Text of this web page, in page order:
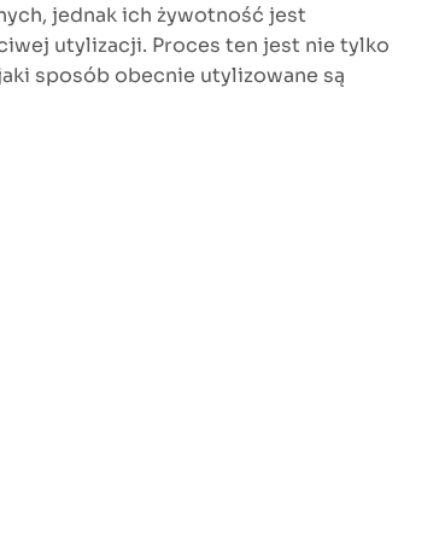
jednak ich żywotność jest
utylizacji. Proces ten jest nie tylko
sposób obecnie utylizowane są